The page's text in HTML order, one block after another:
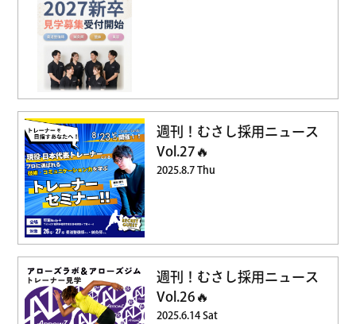
週刊！むさし採用ニュース
Vol.27🔥
2025.8.7 Thu
週刊！むさし採用ニュース
Vol.26🔥
2025.6.14 Sat